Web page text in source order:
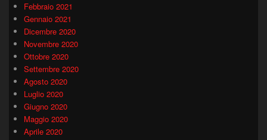
Febbraio 2021
Gennaio 2021
Dicembre 2020
Novembre 2020
Ottobre 2020
Settembre 2020
Agosto 2020
Luglio 2020
Giugno 2020
Maggio 2020
Aprile 2020